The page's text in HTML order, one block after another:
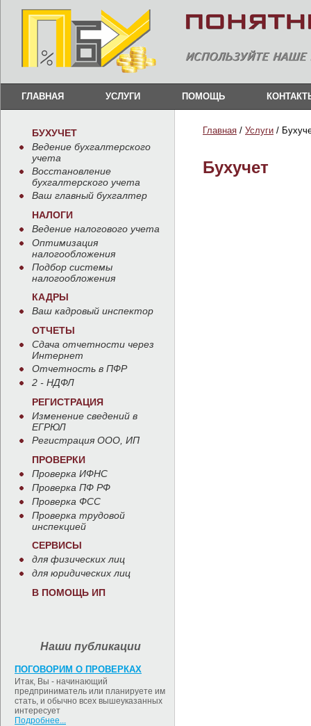
ГЛАВНАЯ УСЛУГИ ПОМОЩЬ
БУХУЧЕТ
Ведение бухгалтерского
учета
Восстановление
бухгалтерского учета
Ваш главный бухгалтер
НАЛОГИ
Ведение налогового учета
Оптимизация
налогообложения
Подбор системы
налогообложения
КАДРЫ
Ваш кадровый инспектор
ОТЧЕТЫ
Сдача отчетности через
Интернет
Отчетность в ПФР
2 - НДФЛ
РЕГИСТРАЦИЯ
Изменение сведений в
ЕГРЮЛ
Регистрация ООО, ИП
ПРОВЕРКИ
Проверка ИФНС
Проверка ПФ РФ
Проверка ФСС
Проверка трудовой
инспекцией
СЕРВИСЫ
для физических лиц
для юридических лиц
В ПОМОЩЬ ИП
Наши публикации
ПОГОВОРИМ О ПРОВЕРКАХ
Итак, Вы - начинающий
предприниматель или планируете им
стать, и обычно всех вышеуказанных
интересует
Подробнее...
Главная / Услуги /
Бухучет